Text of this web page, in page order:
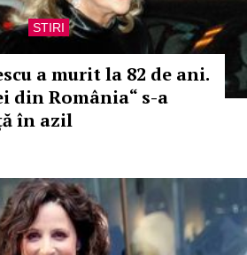
STIRI
a murit la 82 de ani.
din România“ s-a
în azil